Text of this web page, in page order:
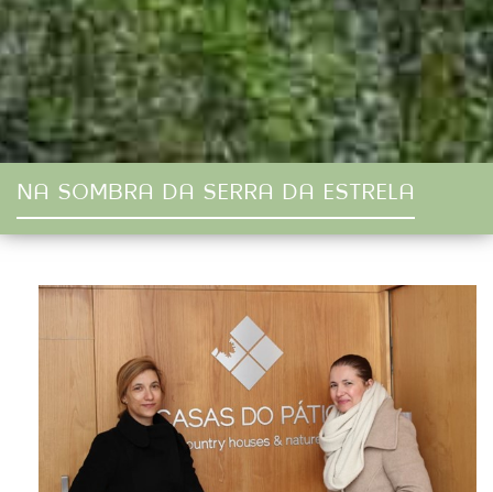
NA SOMBRA DA SERRA DA ESTRELA